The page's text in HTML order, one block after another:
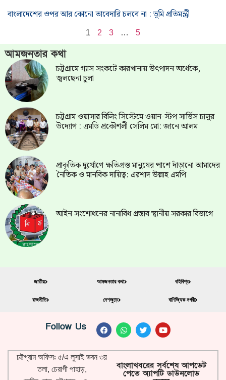
বাংলাদেশের ওপর আর কোনো তাবেদারি চলবে না : ভূমি প্রতিমন্ত্রী
1 2 3 … 5
আমজনতার কথা
চট্টগ্রামে গ্যাস সংকটে কারখানায় উৎপাদন অর্ধেকে,
জ্বলছেনা চুলা
চট্টগ্রাম ওয়াসার বিলিং সিস্টেমে ওয়ান-স্টপ সার্ভিস চালুর
উদ্যোগ : এমডি প্রকৌশলী সেলিম মো: জানে আলম
প্রাকৃতিক দুর্যোগে ক্ষতিগ্রস্ত মানুষের পাশে দাঁড়ানো আমাদের
নৈতিক ও মানবিক দায়িত্ব: এরশাদ উল্লাহ এমপি
আইন সংশোধনের নানাবিধ প্রস্তাব স্থানীয় সরকার বিভাগে
জাতীয়
রাজনীতি
আমজনতার কথা
দেশজুড়ে
বহিবিশ্ব
বাণিজ্যিক নগরী
Follow Us
চট্টগ্রাম অফিসঃ ৫/এ লুসাই ভবন ৩য়
তলা, চেরাগী পাহাড়,
বাংলাখবরের সর্বশেষ আপডেট
পেতে অ্যাপটি ডাউনলোড